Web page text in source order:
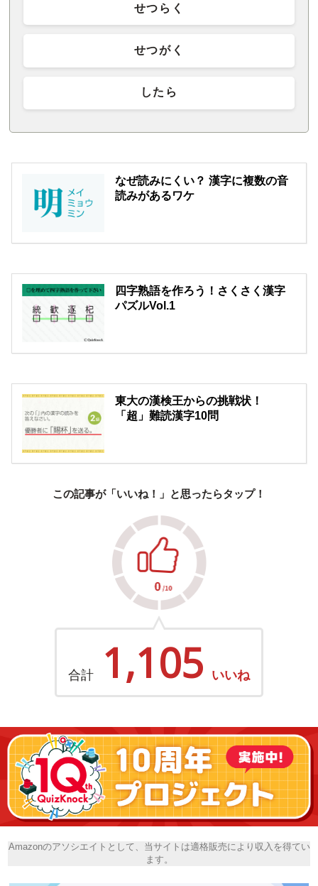
せつらく
せつがく
したら
なぜ読みにくい？ 漢字に複数の音
読みがあるワケ
四字熟語を作ろう！さくさく漢字
パズルVol.1
東大の漢検王からの挑戦状！
「超」難読漢字10問
この記事が「いいね！」と思ったらタップ！
合計 1,105 いいね
Amazonのアソシエイトとして、当サイトは適格販売により収入を得てい
ます。